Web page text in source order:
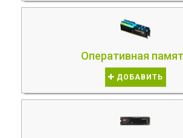
Оперативная
ДОБАВИТЬ